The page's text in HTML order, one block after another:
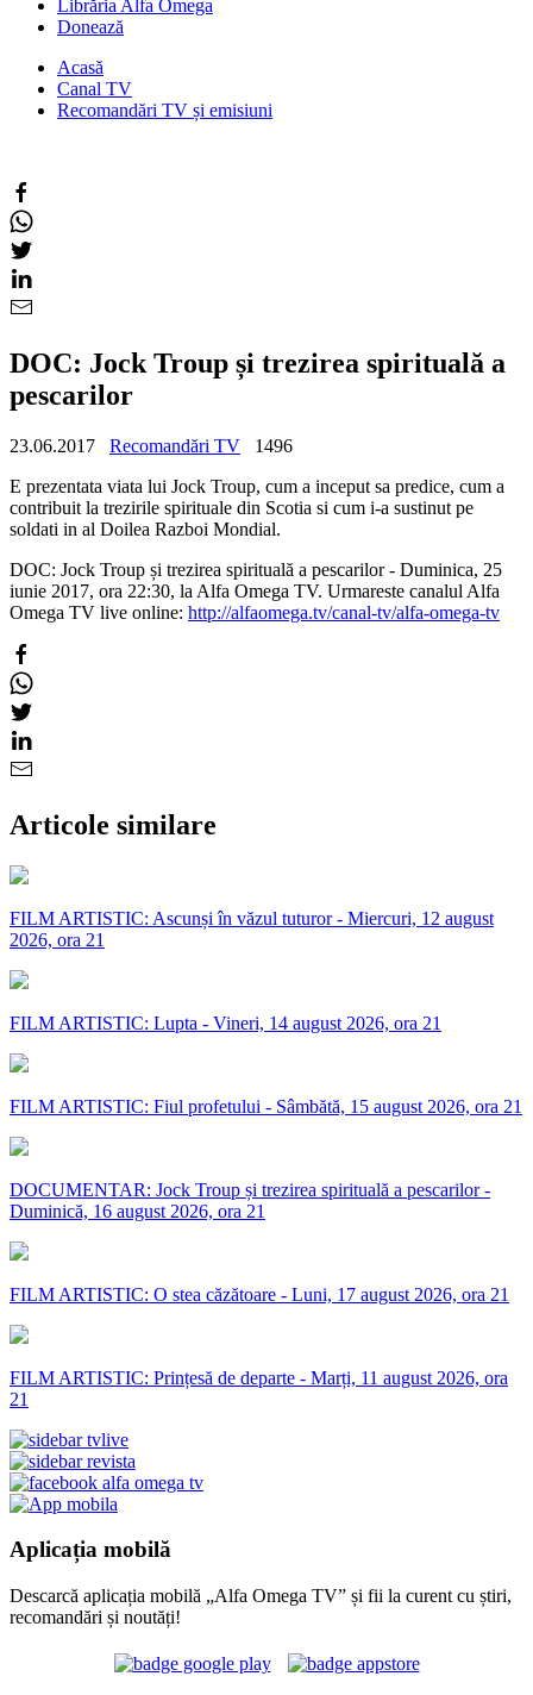
Librăria Alfa Omega
Donează
Acasă
Canal TV
Recomandări TV și emisiuni
DOC: Jock Troup și trezirea spirituală a
pescarilor
23.06.2017 Recomandări TV
1496
E prezentata viata lui Jock Troup, cum a inceput sa predice, cum a
contribuit la trezirile spirituale din Scotia si cum i-a sustinut pe
soldati in al Doilea Razboi Mondial.
DOC: Jock Troup și trezirea spirituală a pescarilor - Duminica, 25
iunie 2017, ora 22:30, la Alfa Omega TV. Urmareste canalul Alfa
Omega TV live online: http://alfaomega.tv/canal-tv/alfa-omega-tv
Articole similare
FILM ARTISTIC: Ascunși în văzul tuturor - Miercuri, 12 august
2026, ora 21
FILM ARTISTIC: Lupta - Vineri, 14 august 2026, ora 21
FILM ARTISTIC: Fiul profetului - Sâmbătă, 15 august 2026, ora 21
DOCUMENTAR: Jock Troup și trezirea spirituală a pescarilor -
Duminică, 16 august 2026, ora 21
FILM ARTISTIC: O stea căzătoare - Luni, 17 august 2026, ora 21
FILM ARTISTIC: Prințesă de departe - Marți, 11 august 2026, ora
21
Aplicația mobilă
Descarcă aplicația mobilă „Alfa Omega TV” și fii la curent cu știri,
recomandări și noutăți!